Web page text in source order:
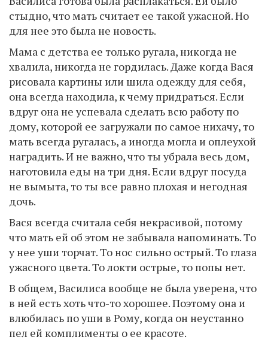
стыдно, что мать считает ее такой ужасной. Но
для нее это была не новость.
Мама с детства ее только ругала, никогда не
хвалила, никогда не гордилась. Даже когда Вася
рисовала картины или шила одежду для себя,
она всегда находила, к чему придраться. Если
вдруг она не успевала сделать всю работу по
дому, которой ее загружали по самое нихачу, то
мать всегда ругалась, а иногда могла и оплеухой
наградить. И не важно, что ты убрала весь дом,
наготовила еды на три дня. Если вдруг посуда
не вымыта, то ты все равно плохая и негодная
дочь.
Вася всегда считала себя некрасивой, потому
что мать ей об этом не забывала напоминать. То
у нее уши торчат. То нос сильно острый. То глаза
ужасного цвета. То локти острые, то попы нет.
В общем, Василиса вообще не была уверена, что
в ней есть хоть что-то хорошее. Поэтому она и
влюбилась по уши в Рому, когда он неустанно
пел ей комплименты о ее красоте.